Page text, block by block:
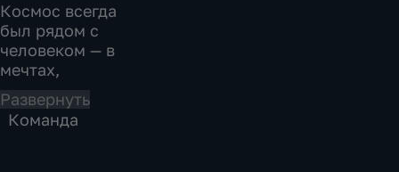
Космос всегда
был рядом с
человеком — в
мечтах,
открытиях,
вопросах о
будущем и
Развернуть
Команда